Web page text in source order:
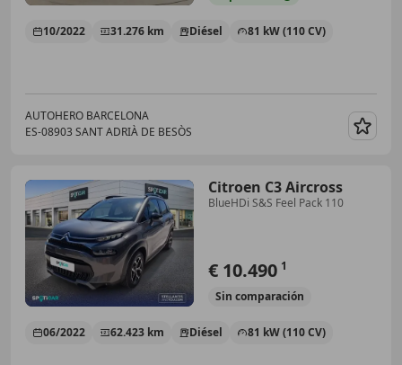
10/2022 31.276 km Diésel 81 kW (110 CV)
AUTOHERO BARCELONA
ES-08903 SANT ADRIÀ DE BESÒS
Citroen C3 Aircross
BlueHDi S&S Feel Pack 110
€ 10.490 1
Sin comparación
06/2022 62.423 km Diésel 81 kW (110 CV)